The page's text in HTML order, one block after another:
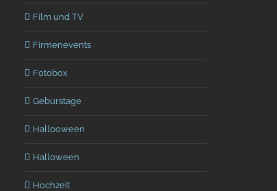
Film und TV
Firmenevents
Fotobox
Geburstage
Hallooween
Halloween
Hochzeit